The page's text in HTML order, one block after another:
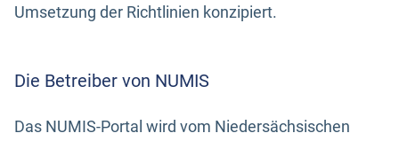
Umsetzung der Richtlinien konzipiert.
Die Betreiber von NUMIS
Das NUMIS-Portal wird vom Niedersächsischen